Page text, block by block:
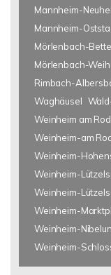
Mannheim-
Mannheim-
Mörlenbach-
Mörlenbach-
Rimbach-
Waghäusel
Weinheim am
Weinheim-am
Weinheim-
Weinheim-
Weinheim-
Weinheim-
Weinheim-
Weinheim-